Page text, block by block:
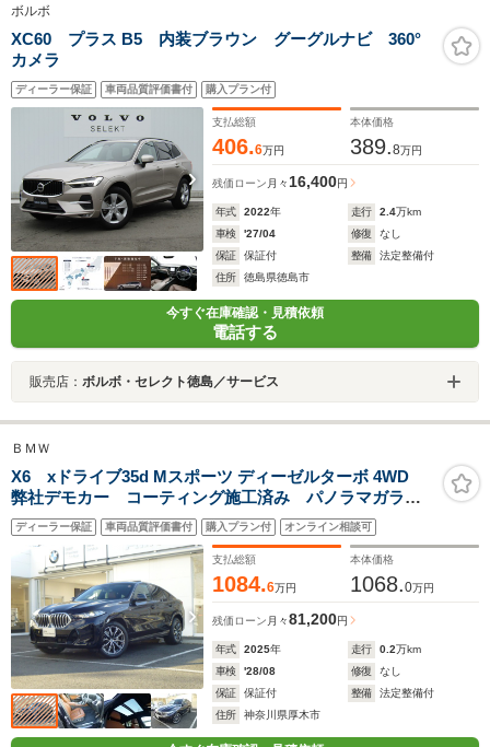
ボルボ
XC60 プラス B5 内装ブラウン グーグルナビ 360°
カメラ
ディーラー保証 車両品質評価書付 購入プラン付
支払総額
406.6万円
本体価格
389.8万円
残価ローン 月々16,400円
年式 2022年 走行 2.4万km
車検
'27/04 修復
なし
保証
保証付 整備
法定整備付
住所
徳島県徳島市
今すぐ在庫確認・見積依頼
電話する
販売店： ボルボ・セレクト徳島／サービス
ＢＭＷ
X6 xドライブ35d Mスポーツ ディーゼルターボ 4WD
弊社デモカー コーティング施工済み パノラマガラス
サンルーフ
ディーラー保証 車両品質評価書付 購入プラン付 オンライン相談可
支払総額
1084.6万円
本体価格
1068.0万円
残価ローン 月々81,200円
年式 2025年 走行 0.2万km
車検
'28/08 修復
なし
保証
保証付 整備
法定整備付
住所
神奈川県厚木市